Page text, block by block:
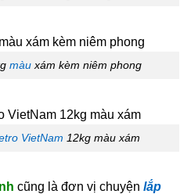
màu xám kèm niêm phong
VietNam 12kg màu xám
cũng là đơn vị chuyện lắp